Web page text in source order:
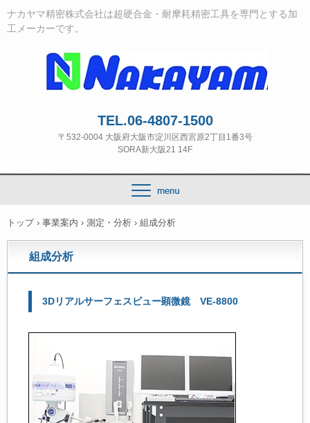
ナカヤマ精密株式会社は超硬合金・耐摩耗精密工具を専門とする加
工メーカーです。
TEL.06-4807-1500
〒532‐0004 大阪府大阪市淀川区西宮原2丁目1番3号
SORA新大阪21 14F
トップ › 事業案内 › 測定・分析 › 組成分析
組成分析
3Dリアルサーフェスビュー顕微鏡 VE-8800